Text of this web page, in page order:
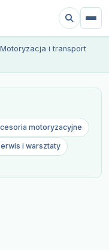
Motoryzacja i transport
motoryzacyjne
i warsztaty